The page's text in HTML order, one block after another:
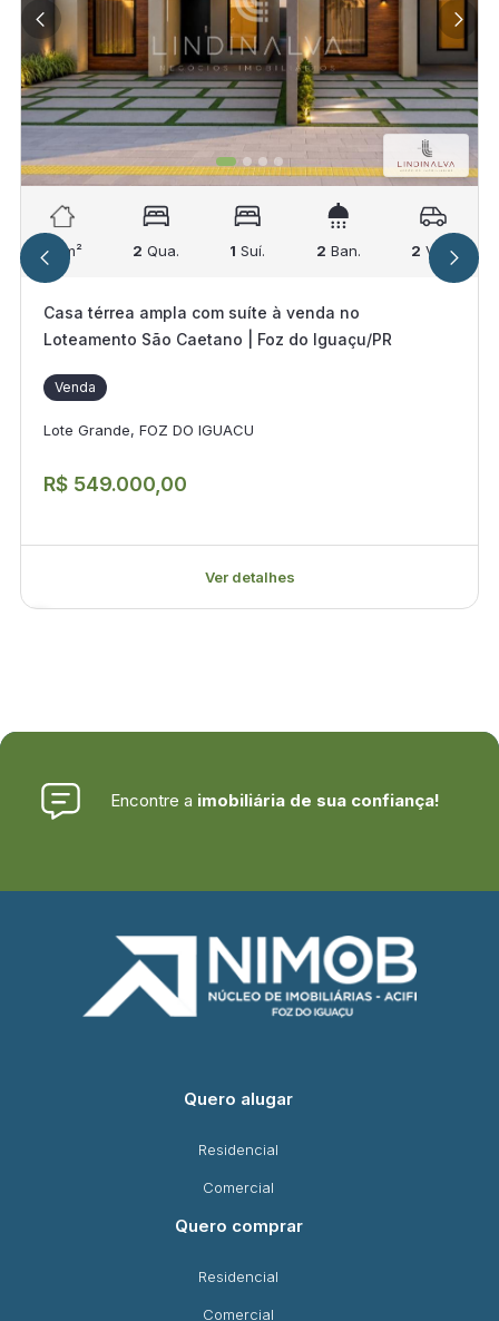
88 m² 2 Qua. 1 Suí. 2 Ban. 2 Vag.
Casa térrea ampla com suíte à venda no
Loteamento São Caetano | Foz do Iguaçu/PR
Venda
Lote Grande, FOZ DO IGUACU
R$ 549.000,00
Ver detalhes
Encontre a imobiliária de sua confiança!
Quero alugar
Residencial
Comercial
Quero comprar
Residencial
Comercial